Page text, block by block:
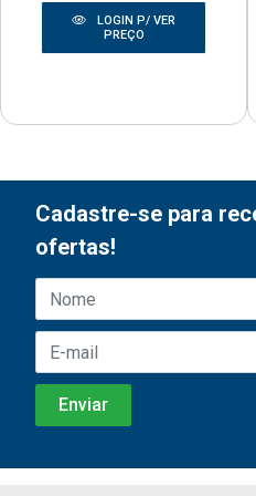
LOGIN P/ VER
PREÇO
Cadastre-se para
ofertas!